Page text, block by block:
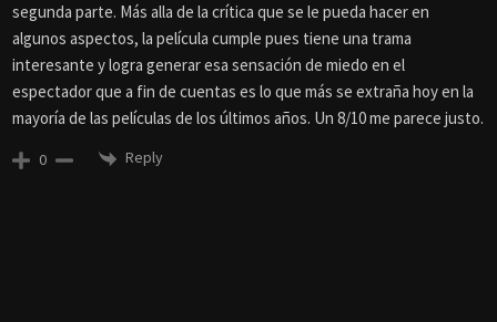
segunda parte. Más alla de la crítica que se le pueda hacer en
algunos aspectos, la película cumple pues tiene una trama
interesante y logra generar esa sensación de miedo en el
espectador que a fin de cuentas es lo que más se extraña hoy en la
mayoría de las películas de los últimos años. Un 8/10 me parece justo.
0 Reply